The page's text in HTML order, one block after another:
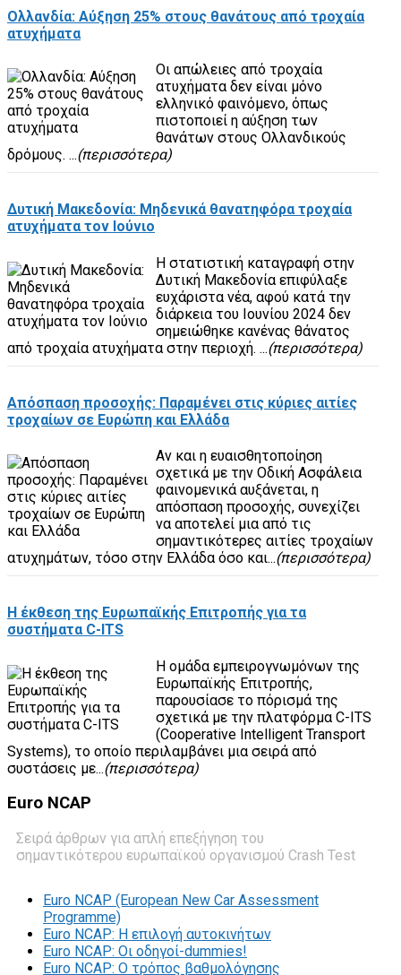
Ολλανδία: Αύξηση 25% στους θανάτους από τροχαία
ατυχήματα
Οι απώλειες από τροχαία
ατυχήματα δεν είναι μόνο
ελληνικό φαινόμενο, όπως
πιστοποιεί η αύξηση των
θανάτων στους Ολλανδικούς
δρόμους. ...(περισσότερα)
Δυτική Μακεδονία: Μηδενικά θανατηφόρα τροχαία
ατυχήματα τον Ιούνιο
Η στατιστική καταγραφή στην
Δυτική Μακεδονία επιφύλαξε
ευχάριστα νέα, αφού κατά την
διάρκεια του Ιουνίου 2024 δεν
σημειώθηκε κανένας θάνατος
από τροχαία ατυχήματα στην περιοχή. ...(περισσότερα)
Απόσπαση προσοχής: Παραμένει στις κύριες αιτίες
τροχαίων σε Ευρώπη και Ελλάδα
Αν και η ευαισθητοποίηση
σχετικά με την Οδική Ασφάλεια
φαινομενικά αυξάνεται, η
απόσπαση προσοχής, συνεχίζει
να αποτελεί μια από τις
σημαντικότερες αιτίες τροχαίων
ατυχημάτων, τόσο στην Ελλάδα όσο και...(περισσότερα)
Η έκθεση της Ευρωπαϊκής Επιτροπής για τα
συστήματα C-ITS
Η ομάδα εμπειρογνωμόνων της
Ευρωπαϊκής Επιτροπής,
παρουσίασε το πόρισμά της
σχετικά με την πλατφόρμα C-ITS
(Cooperative Intelligent Transport
Systems), το οποίο περιλαμβάνει μια σειρά από
συστάσεις με...(περισσότερα)
Euro NCAP
Σειρά άρθρων για απλή επεξήγηση του
σημαντικότερου ευρωπαϊκού οργανισμού Crash Test
Euro NCAP (European New Car Assessment
Programme)
Euro NCAP: Η επιλογή αυτοκινήτων
Euro NCAP: Οι οδηγοί-dummies!
Euro NCAP: O τρόπος βαθμολόγησης